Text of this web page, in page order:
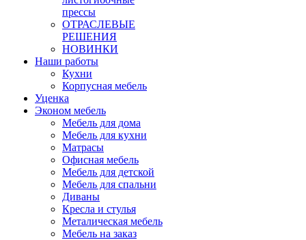
прессы
ОТРАСЛЕВЫЕ
РЕШЕНИЯ
НОВИНКИ
Наши работы
Кухни
Корпусная мебель
Уценка
Эконом мебель
Мебель для дома
Мебель для кухни
Матрасы
Офисная мебель
Мебель для детской
Мебель для спальни
Диваны
Кресла и стулья
Металическая мебель
Мебель на заказ